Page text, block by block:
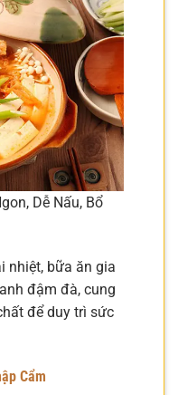
Dễ Nấu, Bổ
nhiệt, bữa ăn gia
đậm đà, cung
để duy trì sức
Cẩm